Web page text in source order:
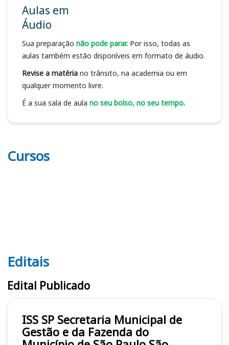
Aulas em
Áudio
Sua preparação não pode parar. Por isso, todas as
aulas também estão disponíveis em formato de áudio.
Revise a matéria no trânsito, na academia ou em
qualquer momento livre.
É a sua sala de aula no seu bolso, no seu tempo.
Cursos
Editais ISS SP
Editais
Edital Publicado
ISS SP Secretaria Municipal de
Gestão e da Fazenda do